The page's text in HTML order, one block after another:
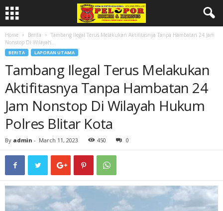
Home Berita
Tambang Ilegal Terus Melakukan Aktifitasnya Tanpa Hambatan 24 Jam
Nonstop Di Wilayah...
BERITA LAPORAN UTAMA
Tambang Ilegal Terus Melakukan
Aktifitasnya Tanpa Hambatan 24
Jam Nonstop Di Wilayah Hukum
Polres Blitar Kota
By admin - March 11, 2023 450 0